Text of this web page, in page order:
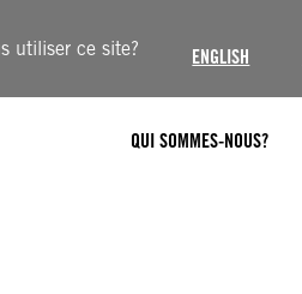
utiliser ce site? ENGLISH
QUI SOMMES-NOUS?